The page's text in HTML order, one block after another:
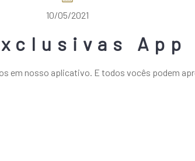
10/05/2021
App
em nosso aplicativo. E todos vocês podem